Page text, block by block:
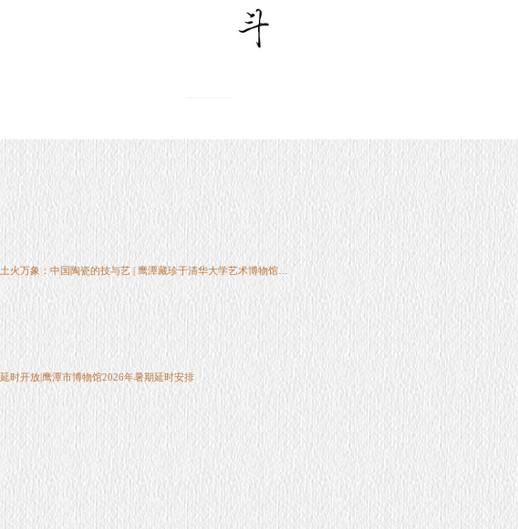
土火万象：中国陶瓷的技与艺 | 鹰潭藏珍于清华大学艺术博物馆首
展
延时开放|鹰潭市博物馆2026年暑期延时安排